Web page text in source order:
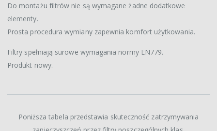
Do montażu filtrów nie są wymagane żadne dodatkowe
elementy.
Prosta procedura wymiany zapewnia komfort użytkowania.
Filtry spełniają surowe wymagania normy EN779.
Produkt nowy.
Poniższa tabela przedstawia skuteczność zatrzymywania